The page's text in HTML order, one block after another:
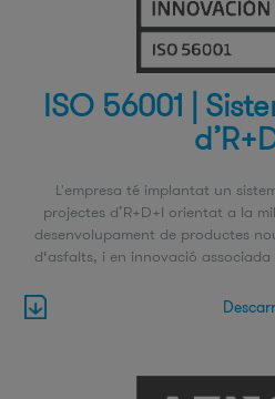
ISO 56001 |
L'empresa té implantat un
projectes d’R+D+I orientat a la
desenvolupament de productes
d‘asfalts, i en innovació